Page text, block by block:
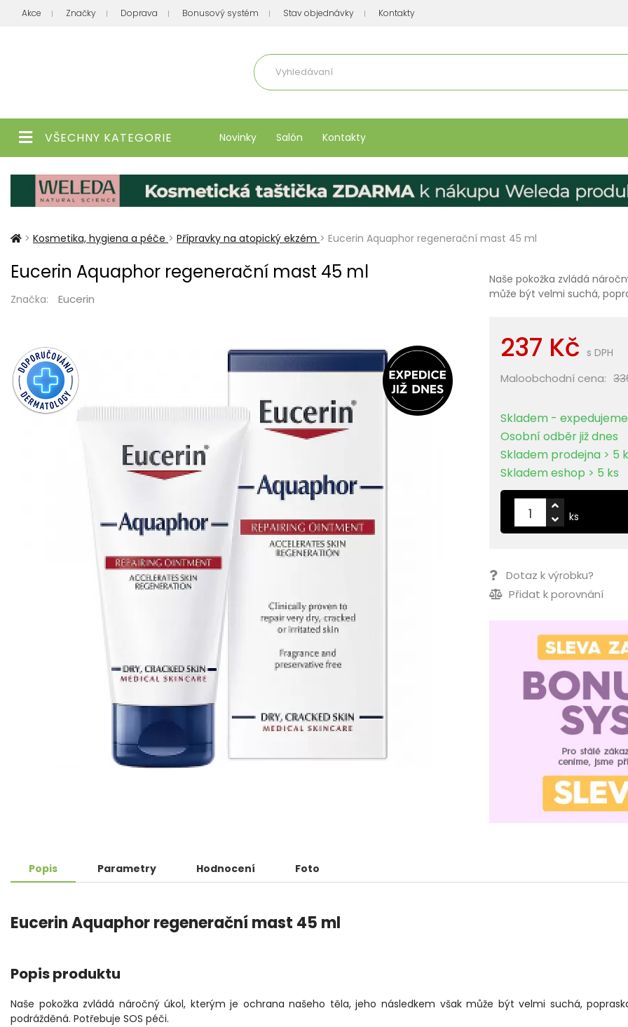
Akce Značky Doprava Bonusový systém Stav objednávky Kontakty
VŠECHNY KATEGORIE Novinky Salón Kontakty
> Kosmetika, hygiena a péče > Přípravky na atopický ekzém > Eucerin Aquaphor regenerační mast 45 ml
Eucerin Aquaphor regenerační mast 45 ml
Značka: Eucerin
Naše pokožka zvládá
může být velmi suchá,
237 Kč s DPH
Maloobchodní cena:
Skladem - expedujeme
Osobní odběr již dnes
Skladem prodejna > 5
Skladem eshop > 5 ks
ks
Dotaz k výrobku?
Přidat k porovnání
Popis Parametry Hodnocení Foto
Eucerin Aquaphor regenerační mast 45 ml
Popis produktu
Naše pokožka zvládá náročný úkol, kterým je ochrana našeho těla, jeho následkem však může být velmi suchá,
podrážděná. Potřebuje SOS péči.